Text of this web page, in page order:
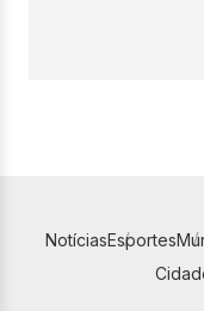
NotíciasEsportes